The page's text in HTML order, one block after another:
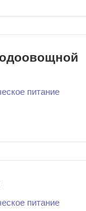
питание
питание